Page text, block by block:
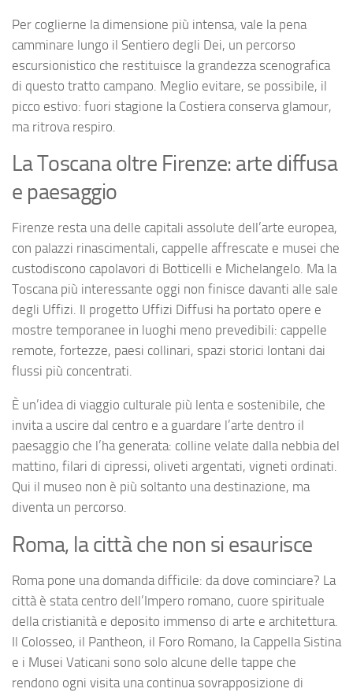
Per coglierne la dimensione più intensa, vale la pena
camminare lungo il Sentiero degli Dei, un percorso
escursionistico che restituisce la grandezza scenografica
di questo tratto campano. Meglio evitare, se possibile, il
picco estivo: fuori stagione la Costiera conserva glamour,
ma ritrova respiro.
La Toscana oltre Firenze: arte diffusa
e paesaggio
Firenze resta una delle capitali assolute dell’arte europea,
con palazzi rinascimentali, cappelle affrescate e musei che
custodiscono capolavori di Botticelli e Michelangelo. Ma la
Toscana più interessante oggi non finisce davanti alle sale
degli Uffizi. Il progetto Uffizi Diffusi ha portato opere e
mostre temporanee in luoghi meno prevedibili: cappelle
remote, fortezze, paesi collinari, spazi storici lontani dai
flussi più concentrati.
È un’idea di viaggio culturale più lenta e sostenibile, che
invita a uscire dal centro e a guardare l’arte dentro il
paesaggio che l’ha generata: colline velate dalla nebbia del
mattino, filari di cipressi, oliveti argentati, vigneti ordinati.
Qui il museo non è più soltanto una destinazione, ma
diventa un percorso.
Roma, la città che non si esaurisce
Roma pone una domanda difficile: da dove cominciare? La
città è stata centro dell’Impero romano, cuore spirituale
della cristianità e deposito immenso di arte e architettura.
Il Colosseo, il Pantheon, il Foro Romano, la Cappella Sistina
e i Musei Vaticani sono solo alcune delle tappe che
rendono ogni visita una continua sovrapposizione di